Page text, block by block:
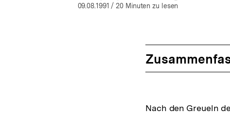
öffnen
09.08.1991 / 20 Minuten zu lesen
Nach den Greueln